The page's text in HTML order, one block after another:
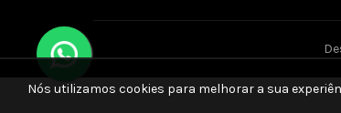
Nós utilizamos cookies para melhorar a sua